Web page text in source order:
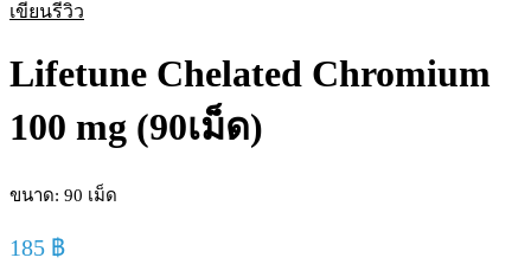
เขียนรีวิว
Lifetune Chelated Chromium
100 mg (90เม็ด)
ขนาด: 90 เม็ด
185 ฿